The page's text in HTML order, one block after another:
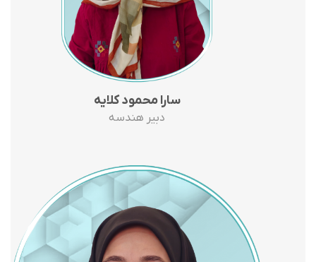
سارا محمود کلایه
دبیر هندسه